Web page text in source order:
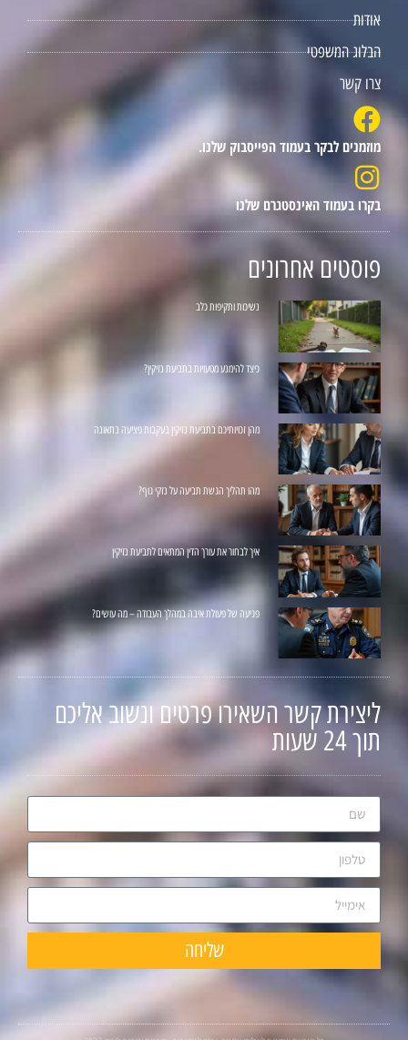
אודות
הבלוג המשפטי
צרו קשר
מוזמנים לבקר בעמוד הפייסבוק שלנו.
בקרו בעמוד האינסטגרם שלנו
פוסטים אחרונים
נשיכות ותקיפות כלב
כיצד להימנע מטעויות בתביעת נזיקין?
מהן זכויותיכם בתביעת נזיקין בעקבות פציעה בתאונה
מהו תהליך הגשת תביעה על נזקי גוף?
איך לבחור את עורך הדין המתאים לתביעת נזיקין
פגיעה של פעולת איבה במהלך העבודה – מה עושים?
ליצירת קשר השאירו פרטים ונשוב אליכם
תוך 24 שעות
שליחה